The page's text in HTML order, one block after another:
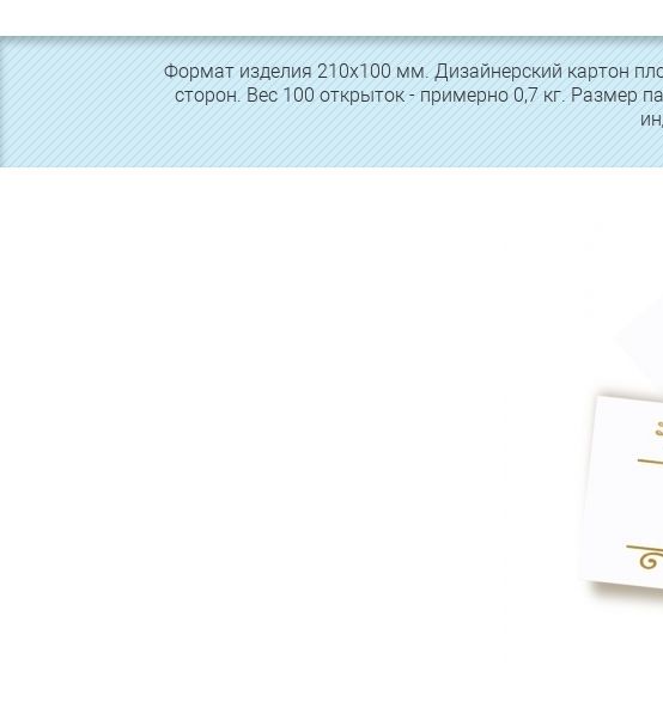
Формат изделия 210х100 мм. Дизайнерский картон
сторон. Вес 100 открыток - примерно 0,7 кг. Размер